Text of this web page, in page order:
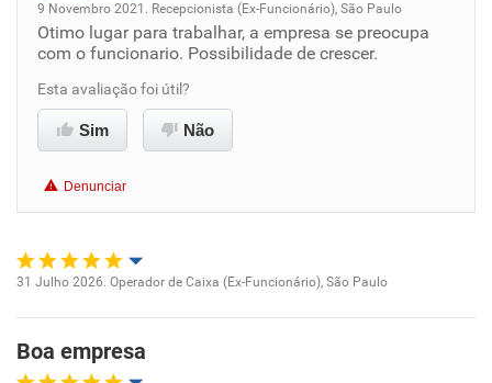
Oportunidade de promoção
Ambiente de trabalho
Conciliação com a vida familiar
Recomenda esta empresa
9 Novembro 2021. Recepcionista (Ex-Funcionário), São Paulo
Otimo lugar para trabalhar, a empresa se preocupa
com o funcionario. Possibilidade de crescer.
Esta avaliação foi útil?
Sim Não
Denunciar
Ambiente de trabalho
31 Julho 2026. Operador de Caixa (Ex-Funcionário), São Paulo
Boa empresa